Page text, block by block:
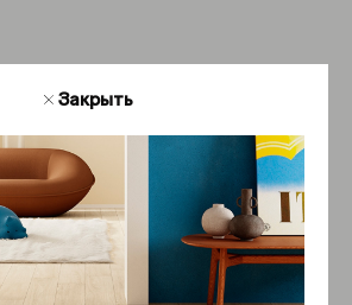
Закрыть